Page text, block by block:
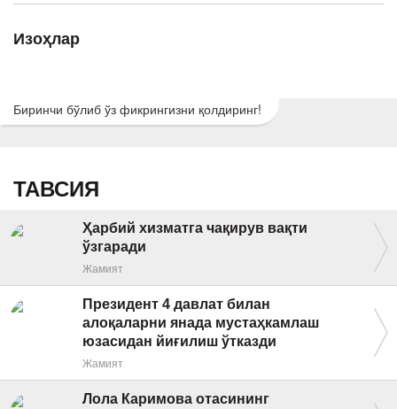
Изоҳлар
Биринчи бўлиб ўз фикрингизни қолдиринг!
ТАВСИЯ
Ҳарбий хизматга чақирув вақти
ўзгаради
Жамият
Президент 4 давлат билан
алоқаларни янада мустаҳкамлаш
юзасидан йиғилиш ўтказди
Жамият
Лола Каримова отасининг